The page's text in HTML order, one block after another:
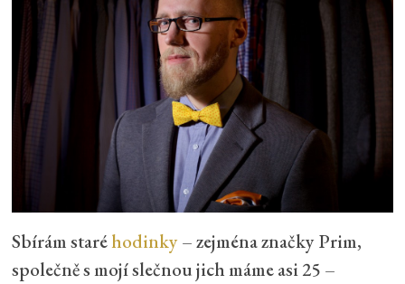
Sbírám staréhodinky– zejména značky Prim,
společně s mojí slečnou jich máme asi 25 –